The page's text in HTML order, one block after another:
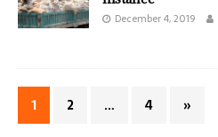
December 4, 2019
1 2 … 4 »